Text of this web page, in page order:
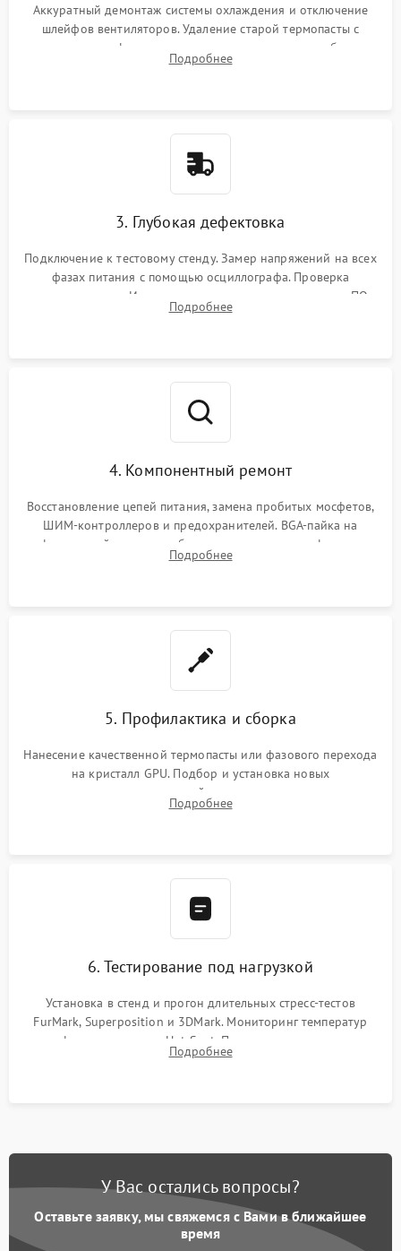
Аккуратный демонтаж системы охлаждения и отключение
шлейфов вентиляторов. Удаление старой термопасты с
кристалла графического чипа и термопрокладок с банок
памяти и зоны VRM. Очистка платы от пыли и окислов.
Подробнее
3. Глубокая дефектовка
Подключение к тестовому стенду. Замер напряжений на всех
фазах питания с помощью осциллографа. Проверка
инициализации. Использование специализированного ПО
MATS
Подробнее
4. Компонентный ремонт
Восстановление цепей питания, замена пробитых мосфетов,
ШИМ-контроллеров и предохранителей. BGA-пайка на
инфракрасной станции реболлинг или замена графического
чипа и дефектной памяти GDDR. Прошивка BIOS
Подробнее
5. Профилактика и сборка
Нанесение качественной термопасты или фазового перехода
на кристалл GPU. Подбор и установка новых
термопрокладок правильной толщины на память и цепи
питания. Монтаж радиатора и бэкплейта, подключение и
Подробнее
6. Тестирование под нагрузкой
Установка в стенд и прогон длительных стресс-тестов
FurMark, Superposition и 3DMark. Мониторинг температур
графического чипа и Hot Spot. Проверка на отсутствие
артефактов изображения, вылетов драйвера и зависаний.
Подробнее
У Вас остались вопросы?
Оставьте заявку, мы свяжемся с Вами в ближайшее
время